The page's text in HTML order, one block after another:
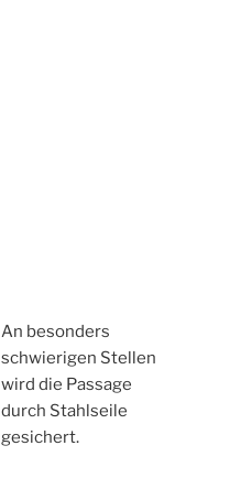
An besonders
schwierigen Stellen
wird die Passage
durch Stahlseile
gesichert.